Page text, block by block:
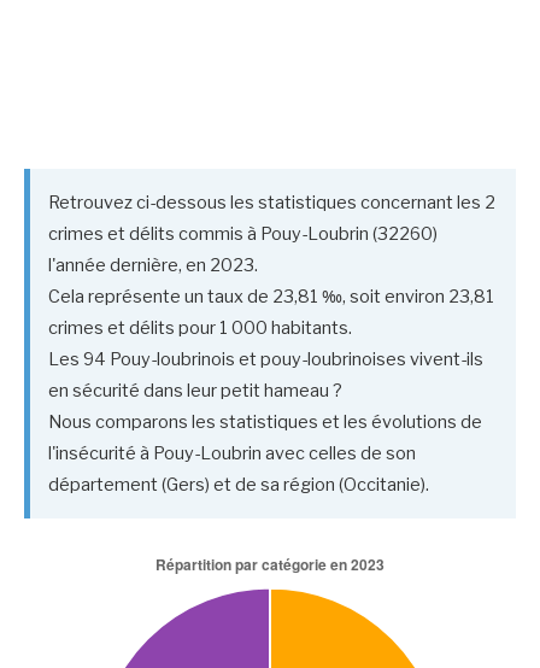
Retrouvez ci-dessous les statistiques concernant les 2
crimes et délits commis à Pouy-Loubrin (32260)
l'année dernière, en 2023.
Cela représente un taux de 23,81 ‰, soit environ 23,81
crimes et délits pour 1 000 habitants.
Les 94 Pouy-loubrinois et pouy-loubrinoises vivent-ils
en sécurité dans leur petit hameau ?
Nous comparons les statistiques et les évolutions de
l'insécurité à Pouy-Loubrin avec celles de son
département (Gers) et de sa région (Occitanie).